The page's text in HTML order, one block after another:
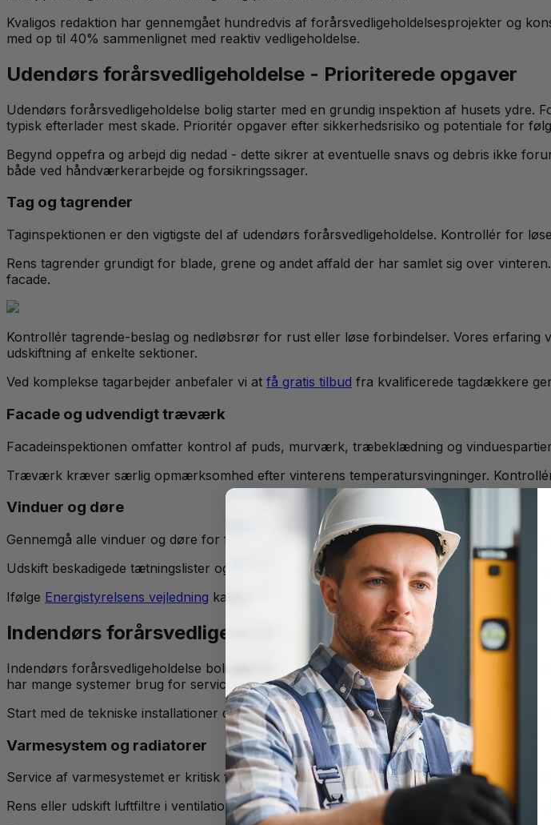
Kvaligos redaktion har gennemgået hundredvis af forårsvedligeholdelsesprojekter og
med op til 40% sammenlignet med reaktiv vedligeholdelse.
Udendørs forårsvedligeholdelse - Prioriterede opgaver
Udendørs forårsvedligeholdelse bolig starter med en grundig inspektion af husets
typisk efterlader mest skade. Prioritér opgaver efter sikkerhedsrisiko og potentiale for
Begynd oppefra og arbejd dig nedad - dette sikrer at eventuelle snavs og debris ikke
både ved håndværkerarbejde og forsikringssager.
Tag og tagrender
Taginspektionen er den vigtigste del af udendørs forårsvedligeholdelse. Kontrollér for
Rens tagrender grundigt for blade, grene og andet affald der har samlet sig over
facade.
Kontrollér tagrende-beslag og nedløbsrør for rust eller løse forbindelser. Vores
udskiftning af enkelte sektioner.
Ved komplekse tagarbejder anbefaler vi at få gratis tilbud fra kvalificerede tagdækkere
Facade og udvendigt træværk
Facadeinspektionen omfatter kontrol af puds, murværk, træbeklædning og
Træværk kræver særlig opmærksomhed efter vinterens temperatursvingninger.
Vinduer og døre
Gennemgå alle vinduer og døre for funktionalitet og tæthed. Kontrollér at låse og
Udskift beskadigede tætningslister og juster døre der ikke lukker korrekt.
Ifølge Energistyrelsens vejledning kan utætte vinduer og døre stå for op til 15% af
Indendørs forårsvedligeholdelse - Vigtige områder
Indendørs forårsvedligeholdelse bolig fokuserer på tekniske systemer, ventilation og
har mange systemer brug for service og justering.
Start med de tekniske installationer der sikrer boligens grundfunktioner: varme, vand
Varmesystem og radiatorer
Service af varmesystemet er kritisk for optimal funktion og energieffektivitet. Kontrollér
Rens eller udskift luftfiltre i ventilationsanlæg. Tilstoppede filtre reducerer luftkvaliteten